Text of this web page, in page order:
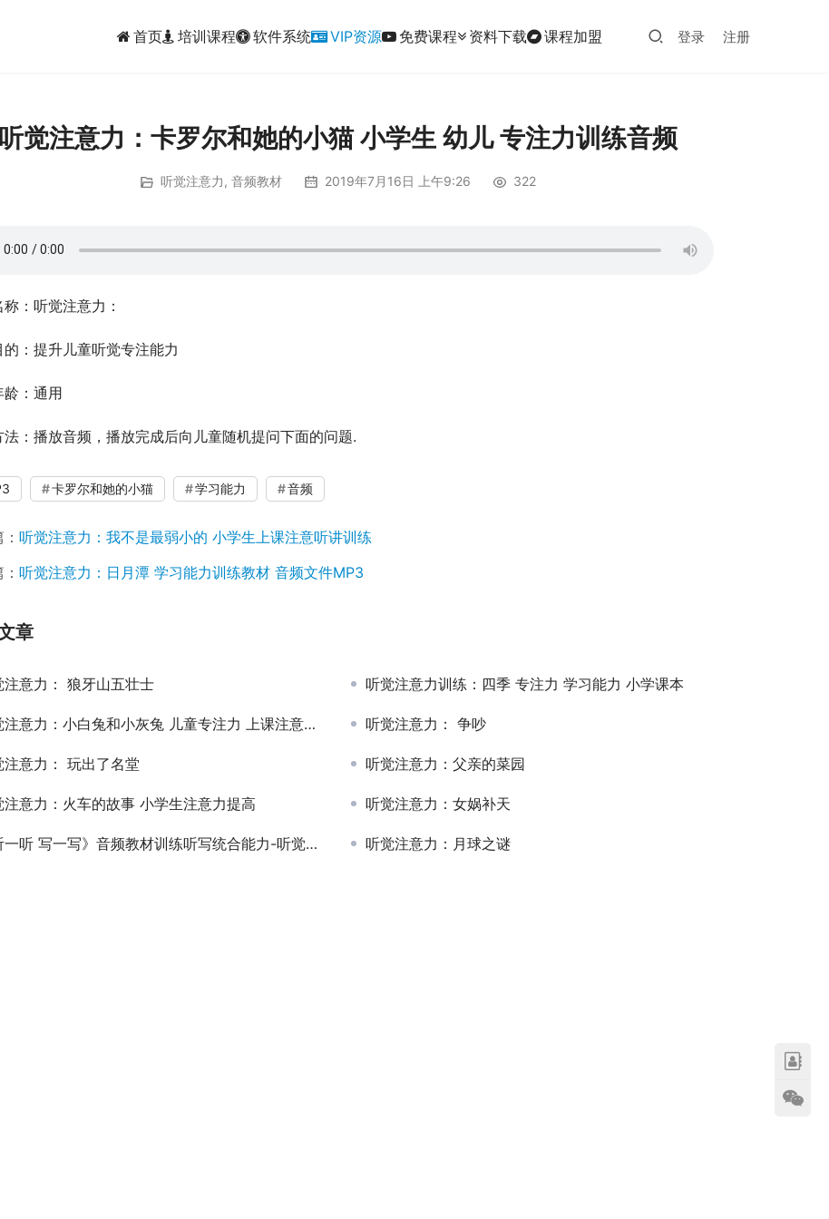
首页 培训课程 软件系统 VIP资源 免费课程 资料下载 课程加盟 登录 注册
听觉注意力：卡罗尔和她的小猫 小学生 幼儿 专注力训练音频
听觉注意力, 音频教材 2019年7月16日 上午9:26 322
：听觉注意力：
的：提升儿童听觉专注能力
龄：通用
法：播放音频，播放完成后向儿童随机提问下面的问题.
卡罗尔和她的小猫 学习能力 音频
听觉注意力：我不是最弱小的 小学生上课注意听讲训练
听觉注意力：日月潭 学习能力训练教材 音频文件MP3
章
注意力： 狼牙山五壮士 听觉注意力训练：四季 专注力 学习能力 小学课本
意力：小白兔和小灰兔 儿童专注力 上课注意听讲训练 听觉注意力： 争吵
注意力： 玩出了名堂 听觉注意力：父亲的菜园
注意力：火车的故事 小学生注意力提高 听觉注意力：女娲补天
一听 写一写》音频教材训练听写统合能力-听觉专注力注意力不集中 听觉注意力：月球之谜